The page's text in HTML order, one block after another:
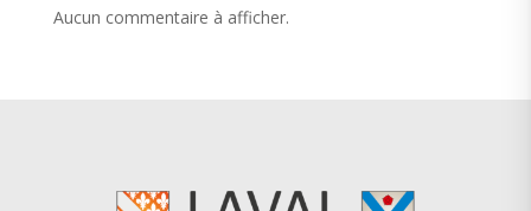
Aucun commentaire à afficher.